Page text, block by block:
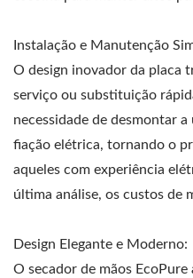
Instalação e Manutenção
O design inovador da placa
serviço ou substituição
necessidade de desmontar
fiação elétrica, tornando o
aqueles com experiência
última análise, os custos de
Design Elegante e Moderno:
O secador de mãos EcoPure